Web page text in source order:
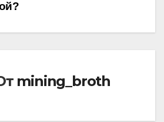
mining_broth